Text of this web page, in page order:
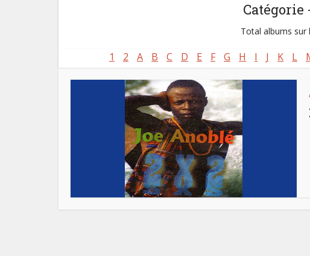
Total albums sur
1 2 A B C D E F G H I J K L